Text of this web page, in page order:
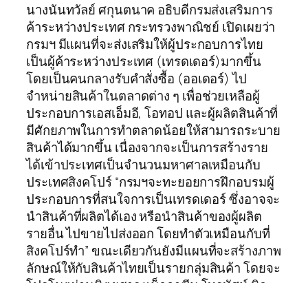
นางนันทวัลย์ ศกุนตนาค อธิบดีกรมส่งเสริมการ
ค้าระหว่างประเทศ กระทรวงพาณิชย์ เปิดเผยว่า
กรมฯ มีแผนที่จะส่งเสริมให้ผู้ประกอบการไทย
เป็นผู้ค้าระหว่างประเทศ (เทรดเดอร์)มากขึ้น
โดยเป็นคนกลางรับคำสั่งซื้อ (ออเดอร์) ไป
จำหน่ายสินค้าในตลาดต่าง ๆ เพื่อช่วยเหลือผู้
ประกอบการเอสเอ็มอี, โอทอป และผู้ผลิตสินค้าที่
มีศักยภาพในการทำตลาดน้อยให้สามารถระบาย
สินค้าได้มากขึ้น เนื่องจากจะเป็นการสร้างราย
ได้เข้าประเทศเป็นจำนวนมหาศาลเหมือนกับ
ประเทศสิงคโปร์ “กรมฯจะทะยอยการฝึกอบรมผู้
ประกอบการที่สนใจการเป็นเทรดเดอร์ ซึ่งอาจจะ
นำสินค้าที่ผลิตได้เอง หรือนำสินค้าของผู้ผลิต
รายอื่น ไปขายไปส่งออก โดยทำตัวเหมือนกับที่
สิงคโปร์ทำ” ขณะเดียวกันยังมีแผนที่จะสร้างภาพ
ลักษณ์ให้กับสินค้าไทยเป็นรายกลุ่มสินค้า โดยจะ